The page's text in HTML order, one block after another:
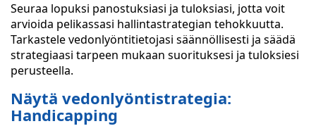
Seuraa lopuksi panostuksiasi ja tuloksiasi, jotta voit
arvioida pelikassasi hallintastrategian tehokkuutta.
Tarkastele vedonlyöntitietojasi säännöllisesti ja säädä
strategiaasi tarpeen mukaan suorituksesi ja tuloksiesi
perusteella.
Näytä vedonlyöntistrategia:
Handicapping